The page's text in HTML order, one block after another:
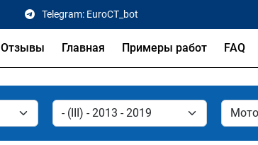
Telegram: EuroCT_bot
Отзывы Главная Примеры работ FAQ